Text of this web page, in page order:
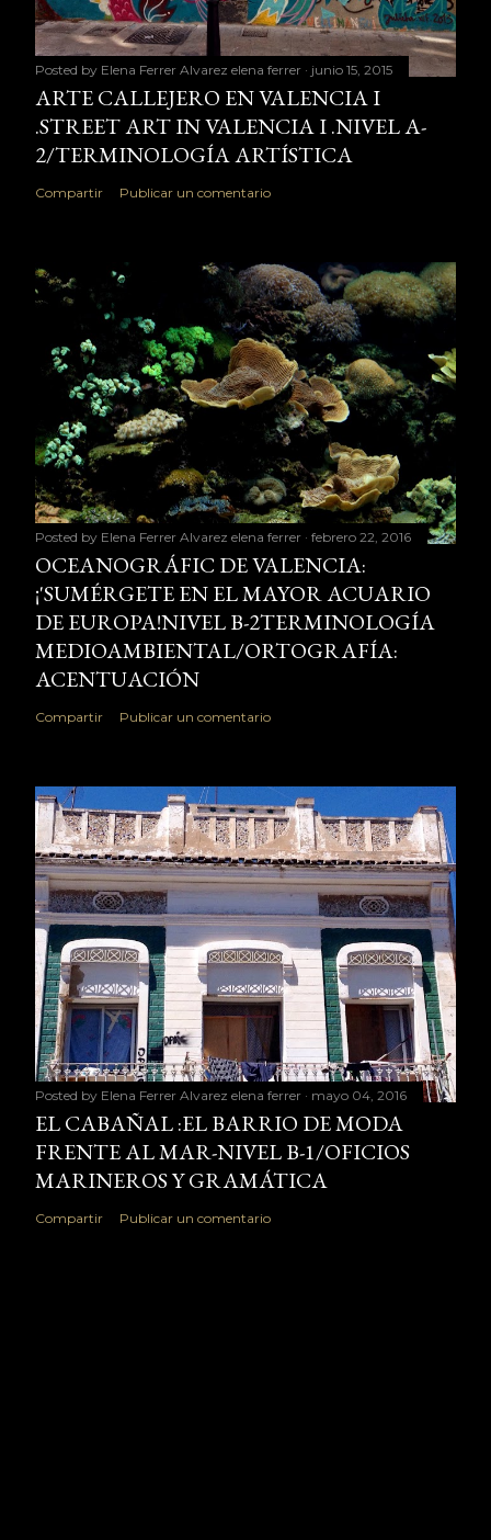
Posted by Elena Ferrer Alvarez elena ferrer junio 15, 2015
ARTE CALLEJERO EN VALENCIA I
.STREET ART IN VALENCIA I .NIVEL A-
2/TERMINOLOGÍA ARTÍSTICA
Compartir Publicar un comentario
Posted by Elena Ferrer Alvarez elena ferrer febrero 22, 2016
OCEANOGRÁFIC DE VALENCIA:
¡'SUMÉRGETE EN EL MAYOR ACUARIO
DE EUROPA!NIVEL B-2TERMINOLOGÍA
MEDIOAMBIENTAL/ORTOGRAFÍA:
ACENTUACIÓN
Compartir Publicar un comentario
Posted by Elena Ferrer Alvarez elena ferrer mayo 04, 2016
EL CABAÑAL :EL BARRIO DE MODA
FRENTE AL MAR-NIVEL B-1/OFICIOS
MARINEROS Y GRAMÁTICA
Compartir Publicar un comentario